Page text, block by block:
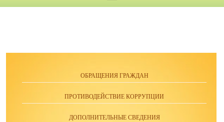
ОБРАЩЕНИЯ ГРАЖДАН
ПРОТИВОДЕЙСТВИЕ КОРРУПЦИИ
ДОПОЛНИТЕЛЬНЫЕ СВЕДЕНИЯ